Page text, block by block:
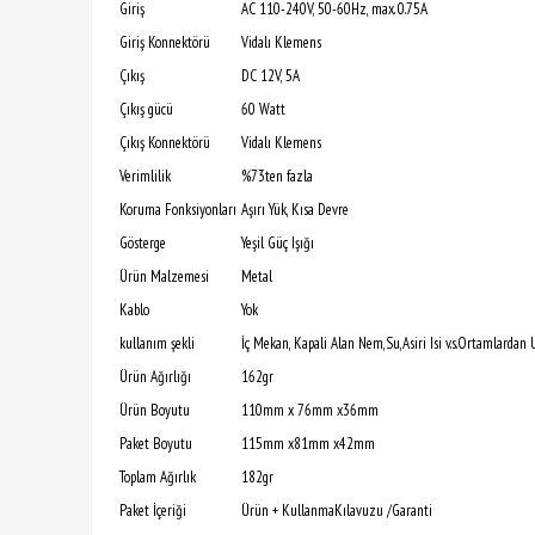
Giriş
AC 110-240V, 50-60Hz, max. 0.75A
Giriş Konnektörü
Vidalı Klemens
Çıkış
DC 12V, 5A
Çıkış gücü
60 Watt
Çıkış Konnektörü
Vidalı Klemens
Verimlilik
%73ten fazla
Koruma Fonksiyonları Aşırı Yük, Kısa Devre
Gösterge
Yeşil Güç Işığı
Ürün Malzemesi
Metal
Kablo
Yok
kullanım şekli
İç Mekan, Kapali Alan Nem,Su,Asiri Isi
Ürün Ağırlığı
162gr
Ürün Boyutu
110mm x 76mm x36mm
Paket Boyutu
115mm x81mm x42mm
Toplam Ağırlık
182gr
Paket İçeriği
Ürün + KullanmaKılavuzu /Garanti